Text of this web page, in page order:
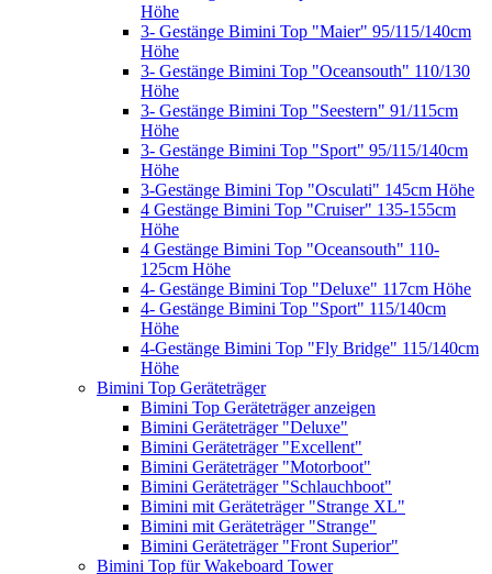
Höhe
3- Gestänge Bimini Top "Maier" 95/115/140cm
Höhe
3- Gestänge Bimini Top "Oceansouth" 110/130
Höhe
3- Gestänge Bimini Top "Seestern" 91/115cm
Höhe
3- Gestänge Bimini Top "Sport" 95/115/140cm
Höhe
3-Gestänge Bimini Top "Osculati" 145cm Höhe
4 Gestänge Bimini Top "Cruiser" 135-155cm
Höhe
4 Gestänge Bimini Top "Oceansouth" 110-
125cm Höhe
4- Gestänge Bimini Top "Deluxe" 117cm Höhe
4- Gestänge Bimini Top "Sport" 115/140cm
Höhe
4-Gestänge Bimini Top "Fly Bridge" 115/140cm
Höhe
Bimini Top Geräteträger
Bimini Top Geräteträger anzeigen
Bimini Geräteträger "Deluxe"
Bimini Geräteträger "Excellent"
Bimini Geräteträger "Motorboot"
Bimini Geräteträger "Schlauchboot"
Bimini mit Geräteträger "Strange XL"
Bimini mit Geräteträger "Strange"
Bimini Geräteträger "Front Superior"
Bimini Top für Wakeboard Tower